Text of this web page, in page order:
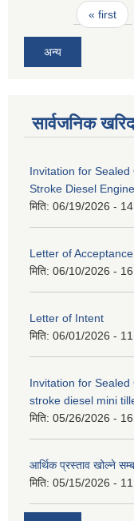
Pages« first
अन्य
सार्वजनिक
Invitation for
Stroke Diesel Engine
मिति: 06/19/2026 -
Letter of Acceptance
मिति: 06/10/2026 -
Letter of Intent
मिति: 06/01/2026 -
Invitation for
stroke diesel mini
मिति: 05/26/2026 -
आर्थिक प्रस्ताव खोल्ने
मिति: 05/15/2026 -